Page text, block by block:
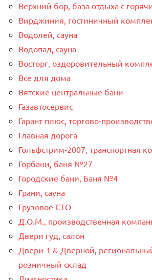
Верхний бор, база отдыха с
Вирджиния, гостиничный
Водолей, сауна
Водопад, сауна
Восторг, оздоровительный
Все для дома
Вятские центральные бани
Газавтосервис
Гарант плюс, торгово-
Главная дорога
Гольфстрим-2007, транспортная
Горбани, баня №27
Городские бани, Баня №4
Грани, сауна
Грузовое СТО
Д.О.М., производственная
Двери гуд, салон
Двери-1 & Дверной,
розничный склад